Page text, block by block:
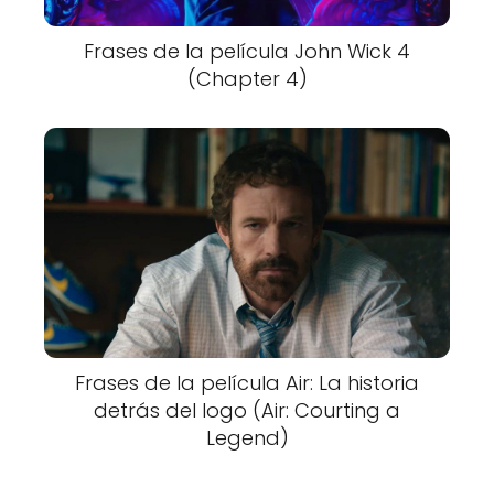
Frases de la película John Wick 4
(Chapter 4)
Frases de la película Air: La historia
detrás del logo (Air: Courting a
Legend)